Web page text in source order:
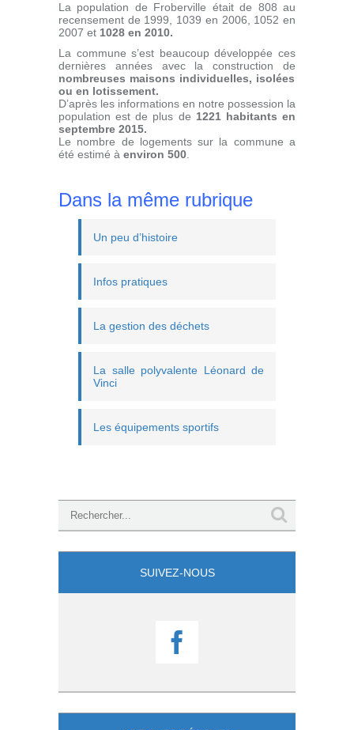
La population de Froberville était de 808 au
recensement de 1999, 1039 en 2006, 1052 en
2007 et 1028 en 2010.
La commune s’est beaucoup développée ces
dernières années avec la construction de
nombreuses maisons individuelles, isolées
ou en lotissement.
D’après les informations en notre possession la
population est de plus de 1221 habitants en
septembre 2015.
Le nombre de logements sur la commune a
été estimé à environ 500
Dans la même rubrique
Un peu d’histoire
Infos pratiques
La gestion des déchets
La salle polyvalente Léonard de
Vinci
Les équipements sportifs
SUIVEZ-NOUS
